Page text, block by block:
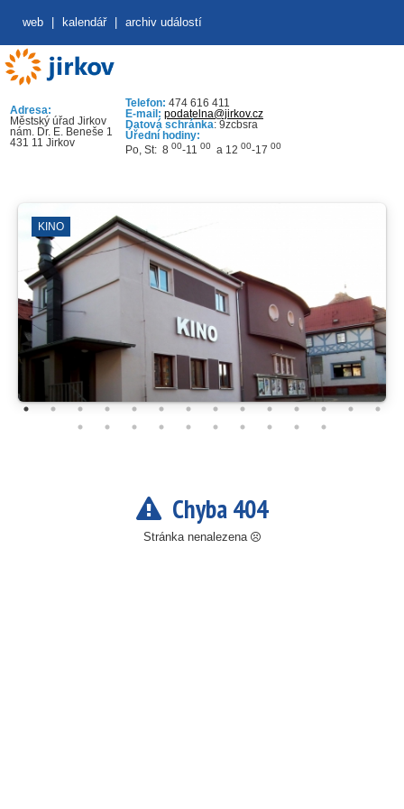
web kalendář archiv událostí
Adresa:
Městský úřad Jirkov
nám. Dr. E. Beneše 1
431 11 Jirkov
Telefon: 474 616 411
E-mail: podatelna@jirkov.cz
Datová schránka: 9zcbsra
Úřední hodiny:
Po, St: 8 00-11 00 a 12 00-17 00
KINO
Chyba 404
Stránka nenalezena